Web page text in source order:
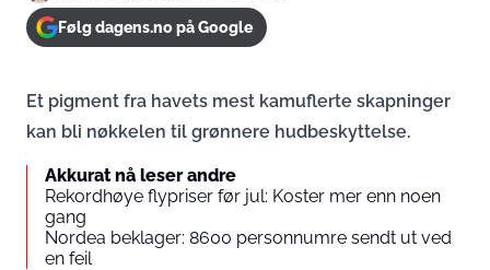
Følg dagens.no på Google
Et pigment fra havets mest kamuflerte skapninger
kan bli nøkkelen til grønnere hudbeskyttelse.
Akkurat nå leser andre
Rekordhøye flypriser før jul: Koster mer enn noen
gang
Nordea beklager: 8600 personnumre sendt ut ved
en feil